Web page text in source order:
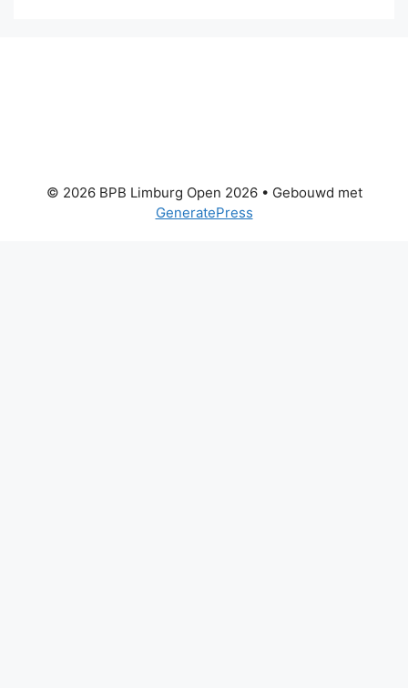
© 2026 BPB Limburg Open 2026• Gebouwd met
GeneratePress